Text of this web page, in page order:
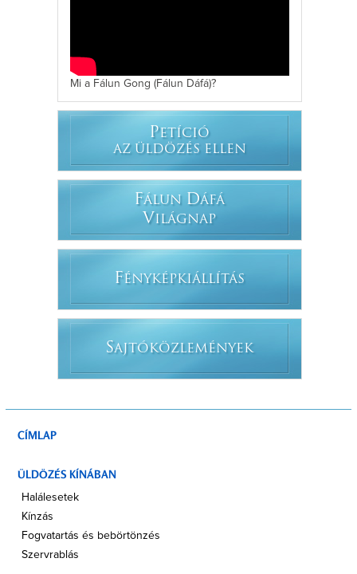
Mi a Fálun Gong (Fálun Dáfá)?
PETÍCIÓ
AZ ÜLDÖZÉS ELLEN
FÁLUN DÁFÁ
VILÁGNAP
FÉNYKÉPKIÁLLÍTÁS
SAJTÓKÖZLEMÉNYEK
CÍMLAP
ÜLDÖZÉS KÍNÁBAN
Halálesetek
Kínzás
Fogvatartás és bebörtönzés
Szervrablás